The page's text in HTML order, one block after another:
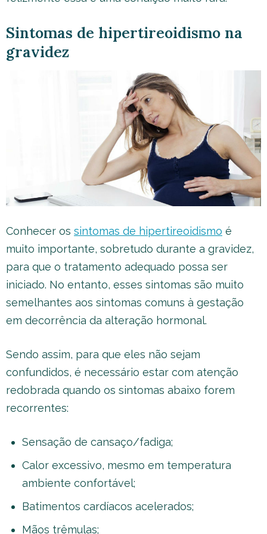
Sintomas de hipertireoidismo na
gravidez
Conhecer os sintomas de hipertireoidismo é
muito importante, sobretudo durante a gravidez,
para que o tratamento adequado possa ser
iniciado. No entanto, esses sintomas são muito
semelhantes aos sintomas comuns à gestação
em decorrência da alteração hormonal.
Sendo assim, para que eles não sejam
confundidos, é necessário estar com atenção
redobrada quando os sintomas abaixo forem
recorrentes:
Sensação de cansaço/fadiga;
Calor excessivo, mesmo em temperatura
ambiente confortável;
Batimentos cardíacos acelerados;
Mãos trêmulas;